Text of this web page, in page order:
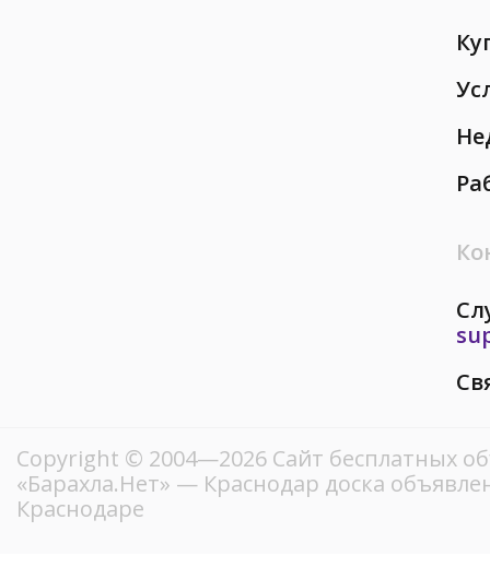
Copyright © 2004—2026 Сайт бесплатных
«Барахла.Нет» — Краснодар доска
Краснодаре